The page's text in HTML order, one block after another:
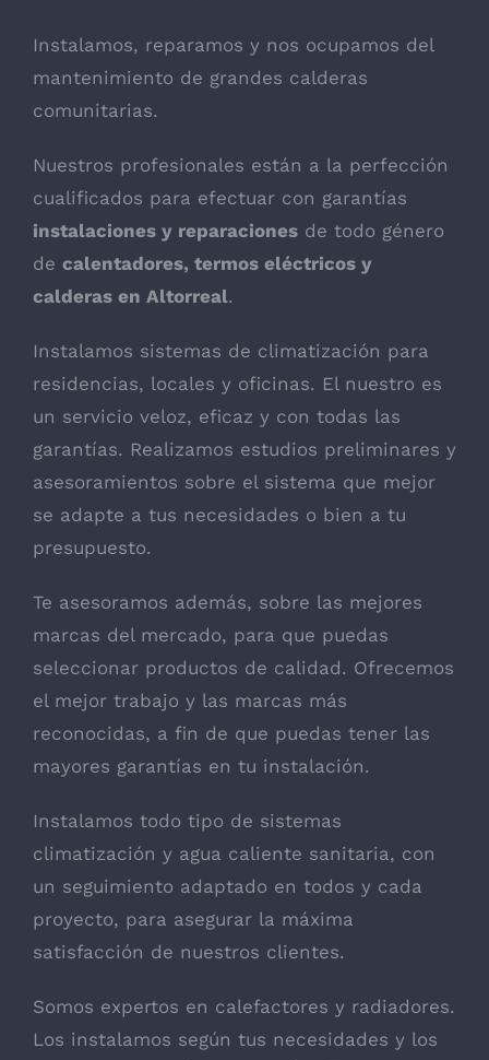
Instalamos, reparamos y nos ocupamos del
mantenimiento de grandes calderas
comunitarias.
Nuestros profesionales están a la perfección
cualificados para efectuar con garantías
instalaciones y reparaciones de todo género
de calentadores, termos eléctricos y
calderas en Altorreal.
Instalamos sistemas de climatización para
residencias, locales y oficinas. El nuestro es
un servicio veloz, eficaz y con todas las
garantías. Realizamos estudios preliminares y
asesoramientos sobre el sistema que mejor
se adapte a tus necesidades o bien a tu
presupuesto.
Te asesoramos además, sobre las mejores
marcas del mercado, para que puedas
seleccionar productos de calidad. Ofrecemos
el mejor trabajo y las marcas más
reconocidas, a fin de que puedas tener las
mayores garantías en tu instalación.
Instalamos todo tipo de sistemas
climatización y agua caliente sanitaria, con
un seguimiento adaptado en todos y cada
proyecto, para asegurar la máxima
satisfacción de nuestros clientes.
Somos expertos en calefactores y radiadores.
Los instalamos según tus necesidades y los